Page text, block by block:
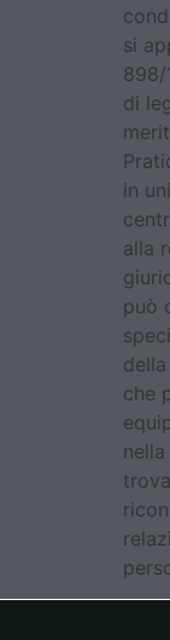
si
898/
di
in
alla
può
che